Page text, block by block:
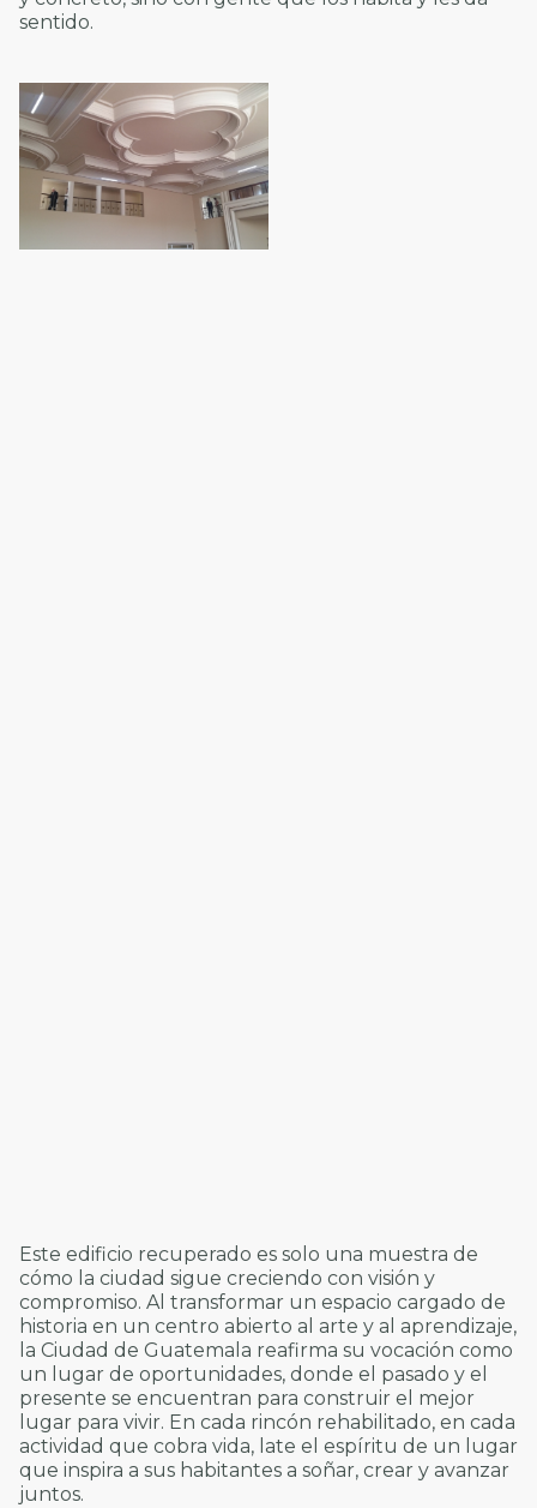
sentido.
Este edificio recuperado es solo una muestra de
cómo la ciudad sigue creciendo con visión y
compromiso. Al transformar un espacio cargado de
historia en un centro abierto al arte y al aprendizaje,
la Ciudad de Guatemala reafirma su vocación como
un lugar de oportunidades, donde el pasado y el
presente se encuentran para construir el mejor
lugar para vivir. En cada rincón rehabilitado, en cada
actividad que cobra vida, late el espíritu de un lugar
que inspira a sus habitantes a soñar, crear y avanzar
juntos.